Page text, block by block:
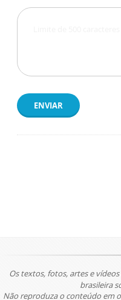
ENVIAR
Os textos, fotos, artes e
brasileira
Não reproduza o conteúdo em